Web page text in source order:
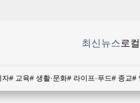
최신뉴스로
자# 교육# 생활·문화# 라이프·푸드# 종교#